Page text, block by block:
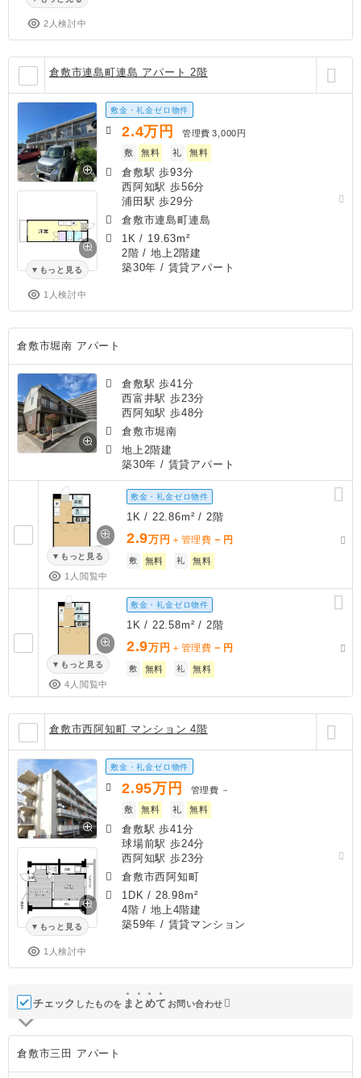
2人検討中
倉敷市連島町連島 アパート 2階
もっと見る
1人検討中
敷金・礼金ゼロ物件
2.4万円 管理費 3,000円
敷
無料 礼 無料
倉敷駅 歩93分
西阿知駅 歩56分
浦田駅 歩29分
倉敷市連島町連島
1K / 19.63m²
2階 / 地上2階建
築30年 / 賃貸アパート
倉敷市堀南 アパート
倉敷駅 歩41分
西富井駅 歩23分
西阿知駅 歩48分
倉敷市堀南
地上2階建
築30年 / 賃貸アパート
もっと見る
1人閲覧中
敷金・礼金ゼロ物件
1K / 22.86m² / 2階
2.9万円 ＋管理費 － 円
敷 無料 礼 無料
もっと見る
4人閲覧中
敷金・礼金ゼロ物件
1K / 22.58m² / 2階
2.9万円 ＋管理費 － 円
敷 無料 礼 無料
倉敷市西阿知町 マンション 4階
もっと見る
1人検討中
敷金・礼金ゼロ物件
2.95万円 管理費 －
敷
無料 礼 無料
倉敷駅 歩41分
球場前駅 歩24分
西阿知駅 歩23分
倉敷市西阿知町
1DK / 28.98m²
4階 / 地上4階建
築59年 / 賃貸マンション
チェック したものを ま と めて お問い合わせ
倉敷市三田 アパート